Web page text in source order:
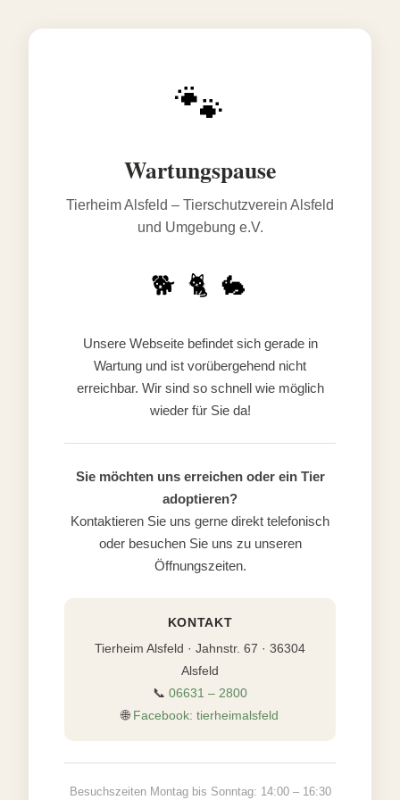
🐾
Wartungspause
Tierheim Alsfeld – Tierschutzverein Alsfeld
und Umgebung e.V.
🐕 🐈 🐇
Unsere Webseite befindet sich gerade in
Wartung und ist vorübergehend nicht
erreichbar. Wir sind so schnell wie möglich
wieder für Sie da!
Sie möchten uns erreichen oder ein Tier
adoptieren?
Kontaktieren Sie uns gerne direkt telefonisch
oder besuchen Sie uns zu unseren
Öffnungszeiten.
KONTAKT
Tierheim Alsfeld · Jahnstr. 67 · 36304
Alsfeld
📞 06631 – 2800
🌐 Facebook: tierheimalsfeld
Besuchszeiten Montag bis Sonntag: 14:00 – 16:30